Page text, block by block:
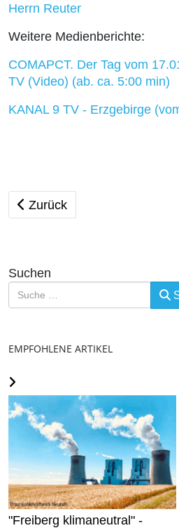
Herrn Reuter
Weitere Medienberichte:
COMAPCT. Der Tag vom
TV (Video) (ab. ca. 5:00 min)
KANAL 9 TV - Erzgebirge
Vorheriger Beitrag:
Zurück
Suchen
EMPFOHLENE ARTIKEL
"Freiberg klimaneutral" -